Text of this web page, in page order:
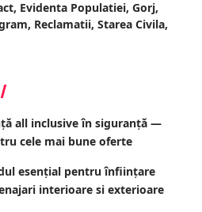
, Evidenta Populatiei, Gorj,
, Reclamatii, Starea Civila,
all inclusive în siguranță —
cele mai bune oferte
esențial pentru înființare
interioare si exterioare